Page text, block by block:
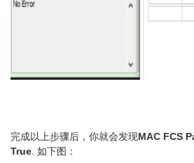
完成以上步骤后，你就会发现MAC FCS
True . 如下图：